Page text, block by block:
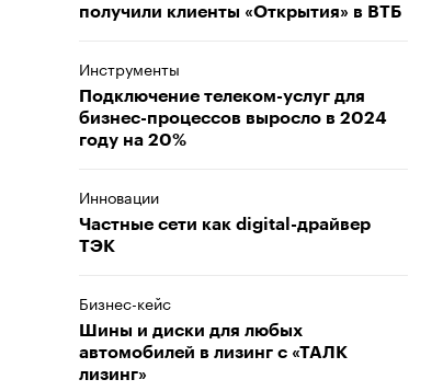
получили клиенты «Открытия» в ВТБ
Инструменты
Подключение телеком-услуг для
бизнес-процессов выросло в 2024
году на 20%
Инновации
Частные сети как digital-драйвер
ТЭК
Бизнес-кейс
Шины и диски для любых
автомобилей в лизинг с «ТАЛК
лизинг»